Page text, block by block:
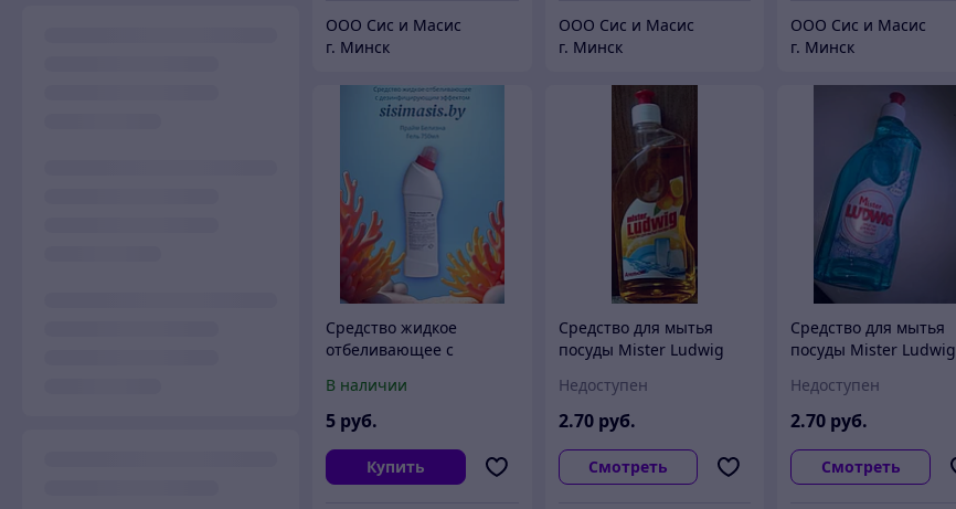
ООО Сис и Масис
г. Минск
ООО Сис и Масис
г. Минск
ООО Сис и Масис
г. Минск
Средство жидкое
отбеливающее с
эффектом "Прайм
Белизна - Гель" / 750 мл
В наличии
5 руб.
Купить
Средство для мытья
посуды Mister Ludwig
Недоступен
2.70 руб.
Смотреть
Средство для мытья
посуды Mister Ludwig
Недоступен
2.70 руб.
Смотреть